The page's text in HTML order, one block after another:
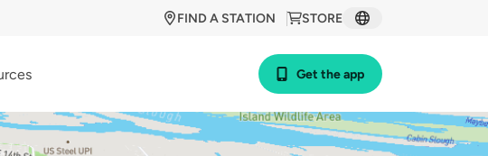
STORE
FIND A STATION
Get the app